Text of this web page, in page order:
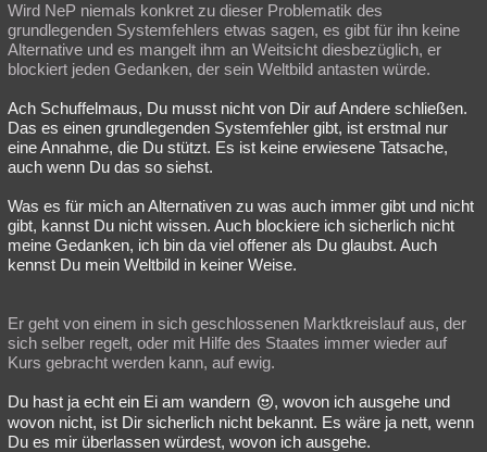
Wird NeP niemals konkret zu dieser Problematik des
grundlegenden Systemfehlers etwas sagen, es gibt für ihn keine
Alternative und es mangelt ihm an Weitsicht diesbezüglich, er
blockiert jeden Gedanken, der sein Weltbild antasten würde.
Ach Schuffelmaus, Du musst nicht von Dir auf Andere schließen.
Das es einen grundlegenden Systemfehler gibt, ist erstmal nur
eine Annahme, die Du stützt. Es ist keine erwiesene Tatsache,
auch wenn Du das so siehst.
Was es für mich an Alternativen zu was auch immer gibt und nicht
gibt, kannst Du nicht wissen. Auch blockiere ich sicherlich nicht
meine Gedanken, ich bin da viel offener als Du glaubst. Auch
kennst Du mein Weltbild in keiner Weise.
Er geht von einem in sich geschlossenen Marktkreislauf aus, der
sich selber regelt, oder mit Hilfe des Staates immer wieder auf
Kurs gebracht werden kann, auf ewig.
Du hast ja echt ein Ei am wandern
, wovon ich ausgehe und
wovon nicht, ist Dir sicherlich nicht bekannt. Es wäre ja nett, wenn
Du es mir überlassen würdest, wovon ich ausgehe.